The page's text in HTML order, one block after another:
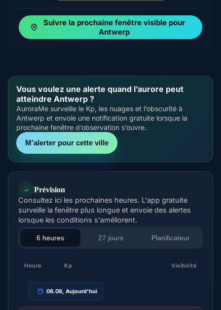
Suivre la prochaine fenêtre visible pour
Antwerp
Vous voulez une alerte quand l’aurore peut
atteindre Antwerp ?
AuroraMe surveille le Kp, les nuages et l’obscurité à
Antwerp et envoie une notification gratuite lorsque la
prochaine fenêtre d’observation s’ouvre.
M’alerter pour cette ville
Prévision
Consultez ici les prochaines heures. L'app gratuite
surveille la fenêtre plus longue et envoie des alertes
lorsque les conditions s'améliorent.
6 heures 27 jours Planificateur
Heure Kp Visibilité
08.08, Aujourd'hui